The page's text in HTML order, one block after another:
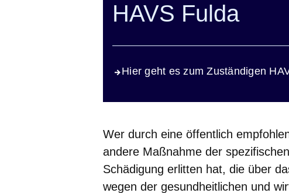
HAVS Fulda
Hier geht es zum Zuständigen
Wer durch eine öffentlich
andere Maßnahme der
Schädigung erlitten hat, die über
wegen der gesundheitlichen und